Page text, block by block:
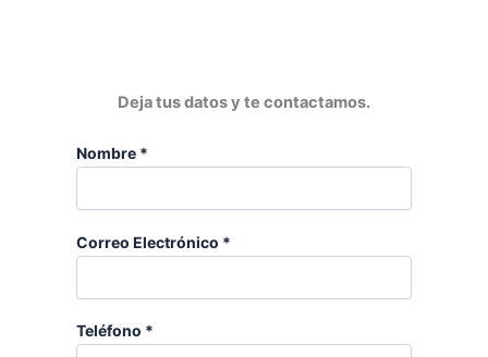
Deja tus datos y te contactamos.
Nombre *
Correo Electrónico *
Teléfono *